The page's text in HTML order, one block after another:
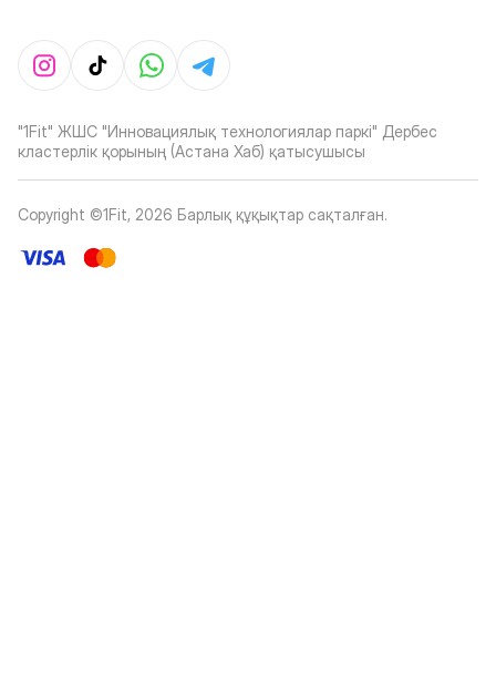
"1Fit" ЖШС "Инновациялық технологиялар паркі" Дербес
кластерлік қорының (Астана Хаб) қатысушысы
Copyright ©1Fit, 2026 Барлық құқықтар сақталған.